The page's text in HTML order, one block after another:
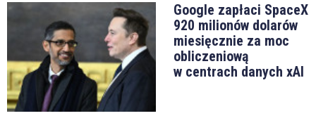
Google zapłaci SpaceX
920 milionów dolarów
miesięcznie za moc
obliczeniową
w centrach danych xAI